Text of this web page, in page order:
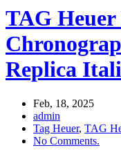
TAG
Replica
Feb, 18, 2025
admin
Tag Heuer, TAG
No Comments.